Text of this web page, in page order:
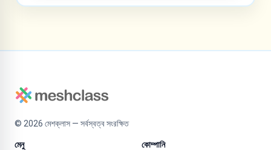
© 2026 মেশক্লাস — সর্বস্বত্ব সংরক্ষিত
মেনু কোম্পানি